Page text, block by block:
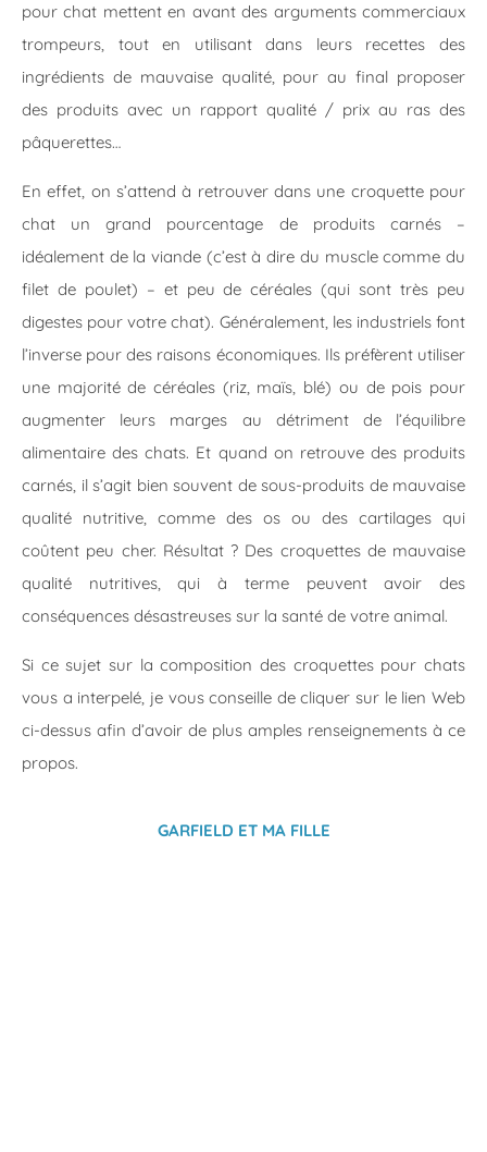
pour chat mettent en avant des arguments commerciaux
trompeurs, tout en utilisant dans leurs recettes des
ingrédients de mauvaise qualité, pour au final proposer
des produits avec un rapport qualité / prix au ras des
pâquerettes…
En effet, on s’attend à retrouver dans une croquette pour
chat un
grand pourcentage de produits carnés –
idéalement de la viande (c’est à dire du muscle comme du
filet de poulet) – et peu de céréales (qui sont très peu
digestes pour votre chat). Généralement, les industriels font
l’inverse pour des raisons économiques. Ils préfèrent utiliser
une majorité de céréales (riz, maïs, blé) ou de pois pour
augmenter leurs marges au détriment de l’équilibre
alimentaire des chats. Et quand on retrouve des produits
carnés, il s’agit bien souvent de sous-produits de mauvaise
qualité nutritive, comme des os ou des cartilages qui
coûtent peu cher. Résultat ? Des croquettes de mauvaise
qualité nutritives, qui à terme peuvent avoir des
conséquences désastreuses sur la santé de votre animal.
Si ce sujet sur la composition des croquettes pour chats
vous a interpelé, je vous conseille de cliquer sur le lien Web
ci-dessus afin d’avoir de plus amples renseignements à ce
propos.
GARFIELD ET MA FILLE